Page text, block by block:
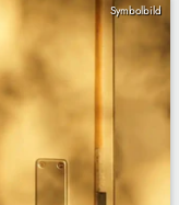
Symbolbild